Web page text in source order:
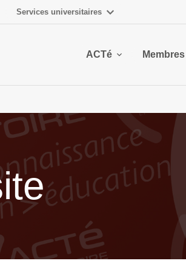
Services universitaires
ACTé Membres